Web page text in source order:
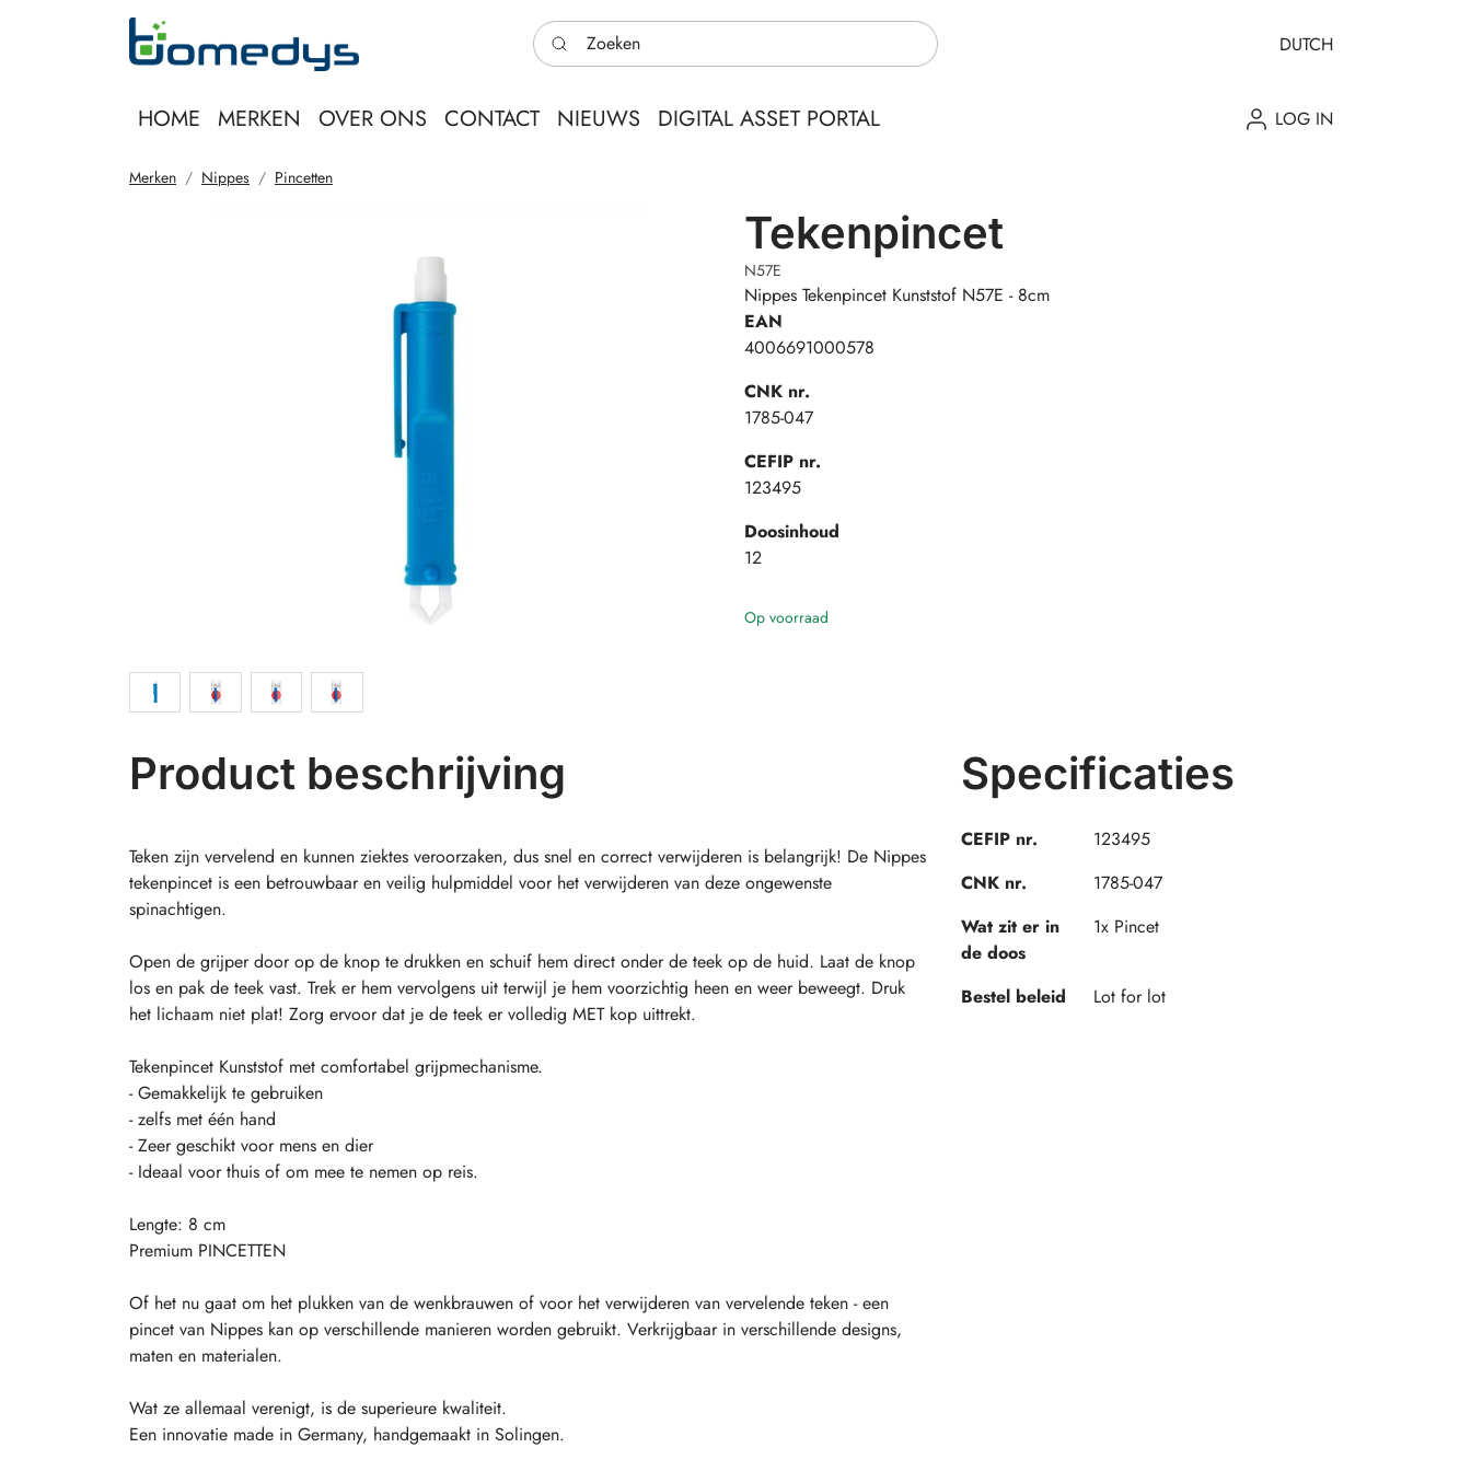
Zoeken DUTCH
HOME MERKEN OVER ONS CONTACT NIEUWS DIGITAL ASSET PORTAL LOG IN
Merken Nippes Pincetten
Tekenpincet
N57E
Nippes Tekenpincet Kunststof N57E - 8cm
EAN
4006691000578
CNK nr.
1785-047
CEFIP nr.
123495
Doosinhoud
12
Op voorraad
Product beschrijving
Teken zijn vervelend en kunnen ziektes veroorzaken, dus snel en correct verwijderen is belangrijk! De Nippes
tekenpincet is een betrouwbaar en veilig hulpmiddel voor het verwijderen van deze ongewenste
spinachtigen.
Open de grijper door op de knop te drukken en schuif hem direct onder de teek op de huid. Laat de knop
los en pak de teek vast. Trek er hem vervolgens uit terwijl je hem voorzichtig heen en weer beweegt. Druk
het lichaam niet plat! Zorg ervoor dat je de teek er volledig MET kop uittrekt.
Tekenpincet Kunststof met comfortabel grijpmechanisme.
- Gemakkelijk te gebruiken
- zelfs met één hand
- Zeer geschikt voor mens en dier
- Ideaal voor thuis of om mee te nemen op reis.
Lengte: 8 cm
Premium PINCETTEN
Of het nu gaat om het plukken van de wenkbrauwen of voor het verwijderen van vervelende teken - een
pincet van Nippes kan op verschillende manieren worden gebruikt. Verkrijgbaar in verschillende designs,
maten en materialen.
Wat ze allemaal verenigt, is de superieure kwaliteit.
Een innovatie made in Germany, handgemaakt in Solingen.
Specificaties
CEFIP nr.
123495
CNK nr.
1785-047
Wat zit er in
de doos
1x Pincet
Bestel beleid Lot for lot